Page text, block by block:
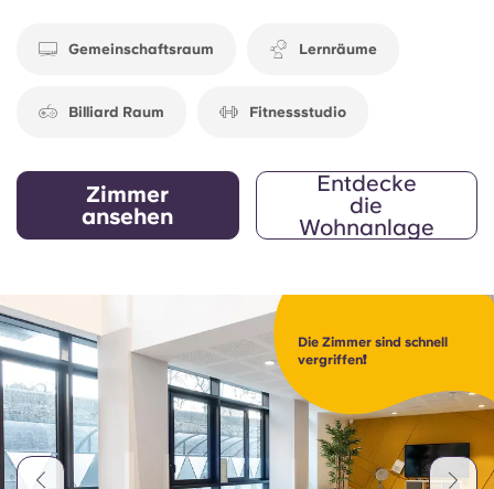
Gemeinschaftsraum Lernräume
Billiard Raum Fitnessstudio
Zimmer
ansehen
Entdecke
die
Wohnanlage
Die Zimmer sind schnell
vergriffen❗